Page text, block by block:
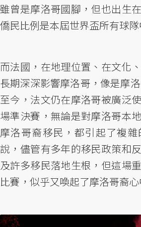
雖曾是摩洛哥國腳，但也出生
僑民比例是本屆世界盃所有球隊
而法國，在地理位置、在文化
長期深深影響摩洛哥，像是摩
至今，法文仍在摩洛哥被廣泛
場準決賽，無論是對摩洛哥本
摩洛哥裔移民，都引起了複
說，儘管有多年的移民政策和
及許多移民落地生根，但這場
比賽，似乎又喚起了摩洛哥裔